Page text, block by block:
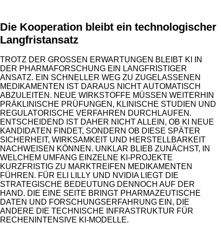
Die Kooperation bleibt ein technologischer
Langfristansatz
TROTZ DER GROSSEN ERWARTUNGEN BLEIBT KI IN D
ER PHARMAFORSCHUNG EIN LANGFRISTIGER A
NSATZ. EIN SCHNELLER WEG ZU ZUGELASSENEN M
EDIKAMENTEN IST DARAUS NICHT AUTOMATISCH A
BZULEITEN. NEUE WIRKSTOFFE MÜSSEN WEITERHIN P
RÄKLINISCHE PRÜFUNGEN, KLINISCHE STUDIEN UND R
EGULATORISCHE VERFAHREN DURCHLAUFEN. E
NTSCHEIDEND IST DAHER NICHT ALLEIN, OB KI NEUE K
ANDIDATEN FINDET, SONDERN OB DIESE SPÄTER S
ICHERHEIT, WIRKSAMKEIT UND HERSTELLBARKEIT N
ACHWEISEN KÖNNEN. UNKLAR BLIEB ZUNÄCHST, IN W
ELCHEM UMFANG EINZELNE KI-PROJEKTE K
URZFRISTIG ZU MARKTREIFEN MEDIKAMENTEN F
ÜHREN. FÜR ELI LILLY UND NVIDIA LIEGT DIE S
TRATEGISCHE BEDEUTUNG DENNOCH AUF DER H
AND. DIE EINE SEITE BRINGT PHARMAZEUTISCHE D
ATEN UND FORSCHUNGSERFAHRUNG EIN, DIE A
NDERE DIE TECHNISCHE INFRASTRUKTUR FÜR R
ECHENINTENSIVE KI-MODELLE.